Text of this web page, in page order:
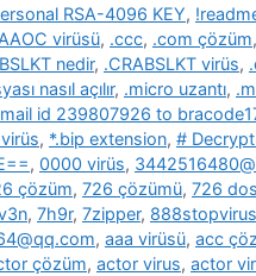
RSA-4096 KEY,
virüsü, .ccc, .com çözüm,
nedir, .CRABSLKT virüs,
nasıl açılır, .micro uzantı,
id 239807926 to
, *.bip extension, #
, 0000 virüs,
çözüm, 726 çözümü, 726
, 7h9r, 7zipper,
, aaa virüsü, acc
çözüm, actor virus, actor